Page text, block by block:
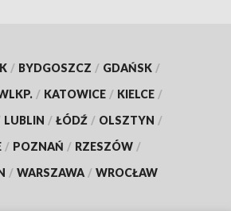
/ BYDGOSZCZ / GDAŃSK /
/ KATOWICE / KIELCE /
LUBLIN / ŁÓDŹ / OLSZTYN /
/ POZNAŃ / RZESZÓW /
/ WARSZAWA / WROCŁAW